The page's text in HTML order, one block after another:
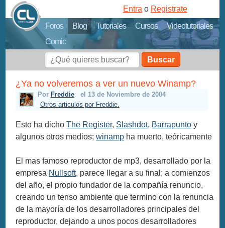
Foros Blog Tutoriales Cursos
Videotutoriales
Comic
Entra o Registrate
Buscar
¿Ya no volveremos a ver un nuevo Winamp?
Por Freddie
el 13 de Noviembre de 2004
Otros articulos por Freddie.
Esto ha dichoThe Register, Slashdot, Barrapunto y
algunos otros medios;winamp ha muerto, teóricamente
El mas famoso reproductor de mp3, desarrollado por la
empresa Nullsoft, parece llegar a su final; a comienzos
del año, el propio fundador de la compañía renuncio,
creando un tenso ambiente que termino con la renuncia
de la mayoría de los desarrolladores principales del
reproductor, dejando a unos pocos desarrolladores